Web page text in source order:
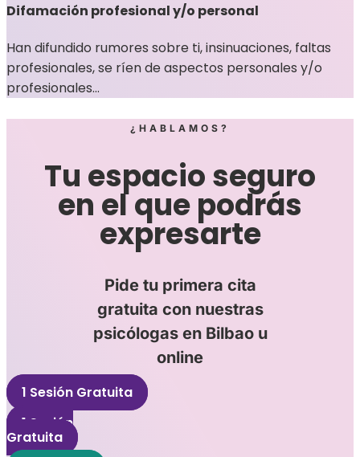
Difamación profesional y/o personal
Han difundido rumores sobre ti, insinuaciones, faltas
profesionales, se ríen de aspectos personales y/o
profesionales…
¿HABLAMOS?
Tu espacio seguro
en el que podrás
expresarte
Pide tu primera cita
gratuita con nuestras
psicólogas en Bilbao u
online
1 Sesión Gratuita
1 Sesión
Gratuita